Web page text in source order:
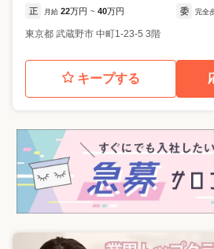
正 月給 22万円 ~ 40万円 委 完全
東京都 武蔵野市 中町1-23-5 3階
キープする